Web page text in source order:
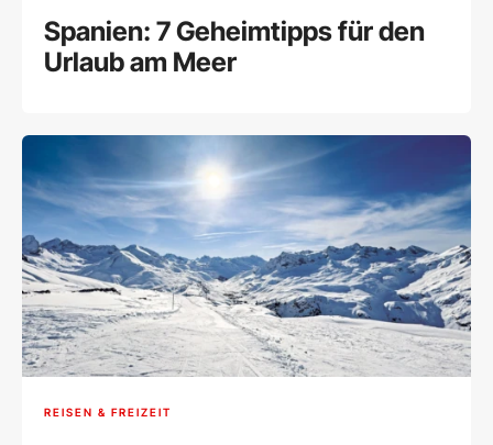
Spanien: 7 Geheimtipps für den
Urlaub am Meer
REISEN & FREIZEIT